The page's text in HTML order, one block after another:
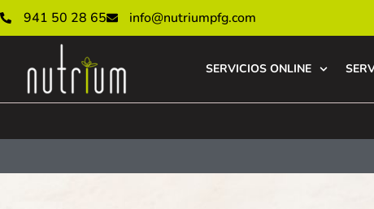
941 50 28 65 info@nutriumpfg.com
SERVICIOS ONLINE